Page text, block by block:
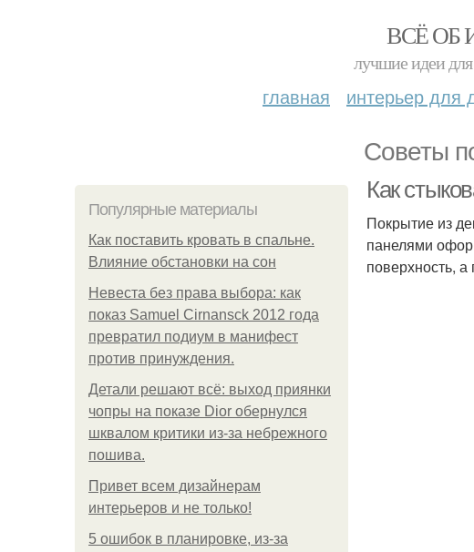
ВСЁ ОБ
лучшие идеи для
главная интерьер для
Советы
Популярные материалы
Как поставить кровать в спальне.
Влияние обстановки на сон
Невеста без права выбора: как
показ Samuel Cirnansck 2012 года
превратил подиум в манифест
против принуждения.
Детали решают всё: выход приянки
чопры на показе Dior обернулся
шквалом критики из-за небрежного
пошива.
Привет всем дизайнерам
интерьеров и не только!
5 ошибок в планировке, из-за
Как
Покрытие из
панелями
поверхность,